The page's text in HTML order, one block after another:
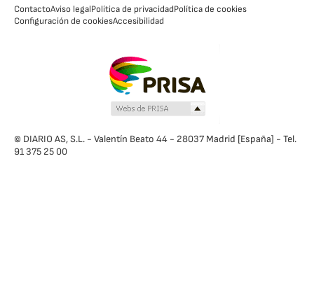
ContactoAviso legalPolítica de privacidadPolítica de cookies
Configuración de cookiesAccesibilidad
© DIARIO AS, S.L. - Valentín Beato 44 - 28037 Madrid [España] - Tel.
91 375 25 00